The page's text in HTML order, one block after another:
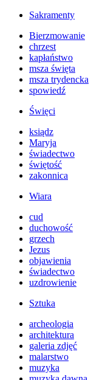
Sakramenty
Bierzmowanie
chrzest
kapłaństwo
msza święta
msza trydencka
spowiedź
Święci
ksiądz
Maryja
świadectwo
świętość
zakonnica
Wiara
cud
duchowość
grzech
Jezus
objawienia
świadectwo
uzdrowienie
Sztuka
archeologia
architektura
galeria zdjęć
malarstwo
muzyka